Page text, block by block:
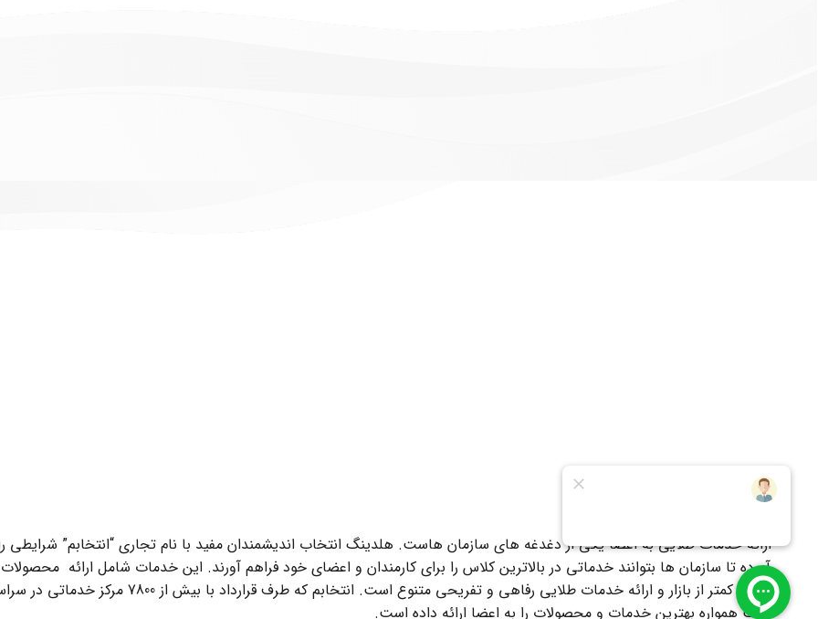
خدمات مشتریان
ارائه خدمات طلایی به اعضا یکی از دغدغه های سازمان هاست. هلدینگ انتخاب اندیشمندان مفید با نام تجاری “انتخابم” شرایطی
آورده تا سازمان ها بتوانند خدماتی در بالاترین کلاس را برای کارمندان و اعضای خود فراهم آورند. این خدمات شامل ارائه محصولات
قیمت کمتر از بازار و ارائه خدمات طلایی رفاهی و تفریحی متنوع است. انتخابم که طرف قرارداد با
است همواره بهترین خدمات و محصولات را به اعضا ارائه داده است.